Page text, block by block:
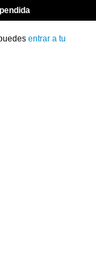
entrar a tu